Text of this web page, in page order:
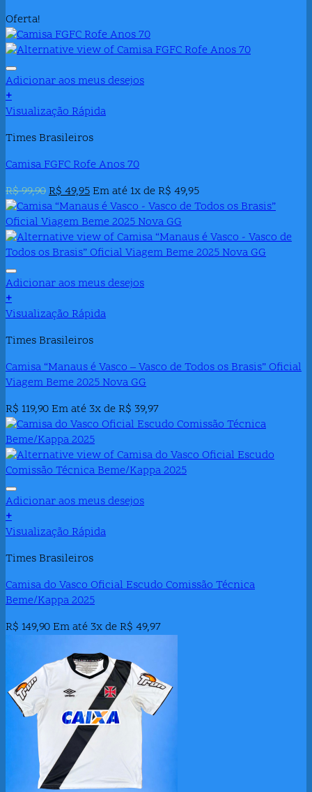
Oferta!
Adicionar aos meus desejos
+
Este
tem
várias
variantes.
As
opções
podem
ser
escolhidas
página
do
produto
Visualização Rápida
Times Brasileiros
Camisa FGFC Rofe Anos 70
R$99,90O
preço
original
era:
R$ 99,90.
R$49,95O
preço
atual
é:
R$ 49,95.
Em até 1x deR$ 49,95
Adicionar aos meus desejos
+
Visualização Rápida
Times Brasileiros
Camisa “Manaus é Vasco – Vasco de Todos os Brasis” Oficial
Viagem Beme 2025 Nova GG
R$ 119,90Em até 3x deR$ 39,97
Adicionar aos meus desejos
+
Visualização Rápida
Times Brasileiros
Camisa do Vasco Oficial Escudo Comissão Técnica
Beme/Kappa 2025
R$ 149,90Em até 3x deR$ 49,97